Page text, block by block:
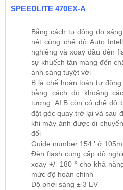
SPEEDLITE 470EX-A
Bằng cách tự động đo
nét cùng chế độ Auto
nghiêng và xoay đầu đèn
sự khuếch tán mang đến
ánh sáng tuyệt vời
B là chế hoàn toàn tự
bằng cách đo khoảng
tượng. AI.B còn có chế độ
đặt góc quay trở lại và sau
khi máy ảnh được di
đổi
Guide number 154 ' ở
Đèn flash cung cấp độ
xoay +/- 180 ° cho khả
mức độ hoàn chỉnh
Độ phơi sáng ± 3 EV